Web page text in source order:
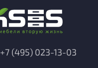
+7 (495) 023-13-03